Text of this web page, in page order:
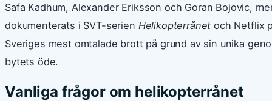
Safa Kadhum, Alexander Eriksson och Goran Bojovic,
dokumenterats i SVT-serien Helikopterrånet och Netflix
Sveriges mest omtalade brott på grund av sin unika
bytets öde.
Vanliga frågor om helikopterrånet